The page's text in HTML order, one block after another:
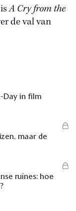
isA Cry from the
de val van
Day in film
maar de
ruïnes: hoe